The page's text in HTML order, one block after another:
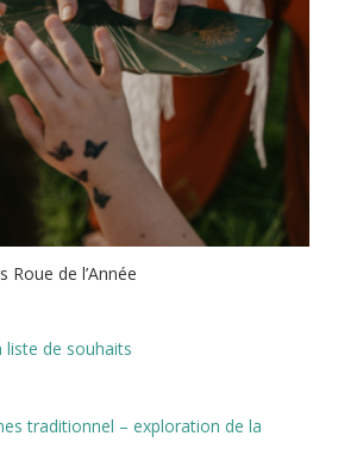
Roue de l’Année
liste de souhaits